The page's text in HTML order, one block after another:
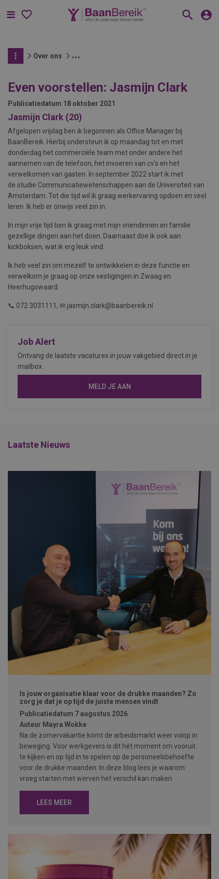
Menu
Over ons
Even voorstellen: Jasmijn Clark
Publicatiedatum 18 oktober 2021
Jasmijn Clark (20)
Afgelopen vrijdag ben ik begonnen als Office Manager bij
BaanBereik. Hierbij ondersteun ik op maandag tot en met
donderdag het commerciële team met onder andere het
aannemen van de telefoon, het invoeren van cv’s en het
verwelkomen van gasten. In september 2022 start ik met
de studie Communicatiewetenschappen aan de Universiteit van
Amsterdam. Tot die tijd wil ik graag werkervaring opdoen en veel
leren. Ik heb er onwijs veel zin in.
In mijn vrije tijd ben ik graag met mijn vriendinnen en familie
gezellige dingen aan het doen. Daarnaast doe ik ook aan
kickboksen, wat ik erg leuk vind.
Ik heb veel zin om mezelf te ontwikkelen in deze functie en
verwelkom je graag op onze vestigingen in Zwaag en
Heerhugowaard.
📞 072 3031111 , ✉ jasmijn.clark@baanbereik.nl
Job Alert
Ontvang de laatste vacatures in jouw vakgebied direct in je
mailbox.
MELD JE AAN
Laatste Nieuws
Is jouw organisatie klaar voor de drukke maanden? Zo
zorg je dat je op tijd de juiste mensen vindt
Publicatiedatum 7 augustus 2026
Auteur Mayra Wokke
Na de zomervakantie komt de arbeidsmarkt weer volop in
beweging. Voor werkgevers is dit hét moment om vooruit
te kijken en op tijd in te spelen op de personeelsbehoefte
voor de drukke maanden. In deze blog lees je waarom
vroeg starten met werven het verschil kan maken.
LEES MEER